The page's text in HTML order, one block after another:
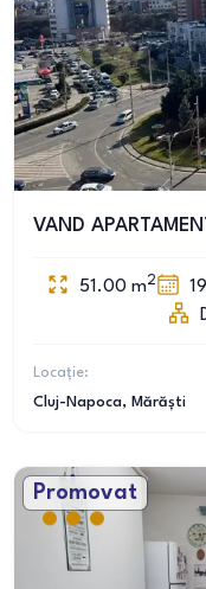
VAND
51.00 m2
Locație:
Cluj-Napoca, Mărăști
Promovat